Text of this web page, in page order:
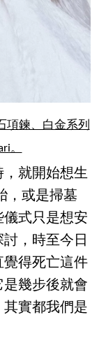
項鍊、白金系列
。
，就開始想生
，或是掃墓
式只是想安
，時至今日
覺得死亡這件
幾步後就會
實都我們是